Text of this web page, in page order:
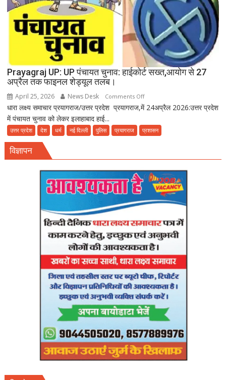
दावत
Prayagraj UP: UP पंचायत चुनाव: हाईकोर्ट सख्त,आयोग से 27
अप्रैल तक फाइनल शेड्यूल तलब।
April 25, 2026 News Desk Comments Offon
Prayagraj
UP
सख्त,आयोग
अप्रैल
फाइनल
शेड्यूल
तलब।
धारा लक्ष्य समाचार प्रयागराज/उत्तर प्रदेश प्रयागराज,में 24अप्रैल 2026:उत्तर प्रदेश
में पंचायत चुनाव को लेकर इलाहाबाद हाई...
उत्तर प्रदेश देश धर्म नई दिल्ली पुलिस प्रयागराज प्रशासन
विज्ञापन